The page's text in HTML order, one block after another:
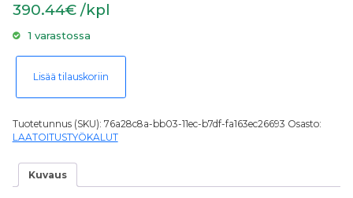
390.44€ /kpl
1 varastossa
Carat laattaleikkuri proficoup 63 määrä
Lisää tilauskoriin
Tuotetunnus (SKU): 76a28c8a-bb03-11ec-b7df-fa163ec26693 Osasto:
LAATOITUSTYÖKALUT
Kuvaus